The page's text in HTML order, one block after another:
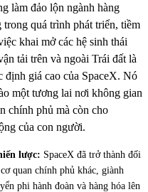
làm đảo lộn ngành hàng
quá trình phát triển, tiềm
khai mở các hệ sinh thái
tải trên và ngoài Trái đất là
giá cao của SpaceX. Nó
một tương lai nơi không gian
chính phủ mà còn cho
của con người.
lược: SpaceX đã trở thành đối
quan chính phủ khác, giành
phi hành đoàn và hàng hóa lên